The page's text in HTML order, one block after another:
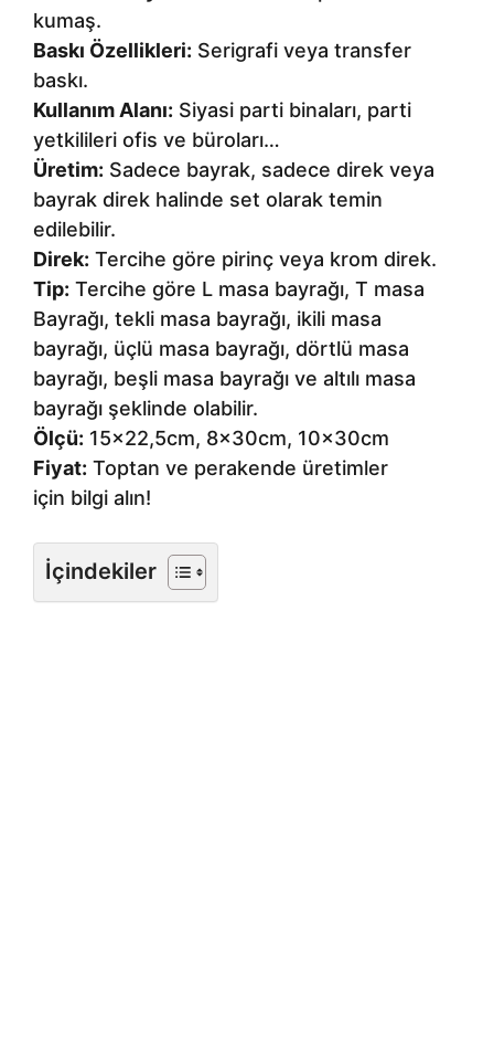
kumaş.
Baskı Özellikleri: Serigrafi veya transfer
baskı.
Kullanım Alanı: Siyasi parti binaları, parti
yetkilileri ofis ve büroları…
Üretim: Sadece bayrak, sadece direk veya
bayrak direk halinde set olarak temin
edilebilir.
Direk: Tercihe göre pirinç veya krom direk.
Tip: Tercihe göre L masa bayrağı, T masa
Bayrağı, tekli masa bayrağı, ikili masa
bayrağı, üçlü masa bayrağı, dörtlü masa
bayrağı, beşli masa bayrağı ve altılı masa
bayrağı şeklinde olabilir.
Ölçü: 15×22,5cm, 8x30cm, 10x30cm
Fiyat: Toptan ve perakende üretimler
için bilgi alın!
İçindekiler